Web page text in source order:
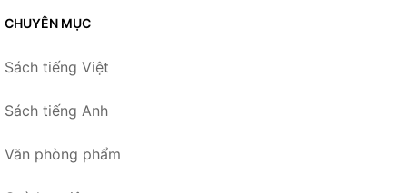
CHUYÊN MỤC
Sách tiếng Việt
Sách tiếng Anh
Văn phòng phẩm